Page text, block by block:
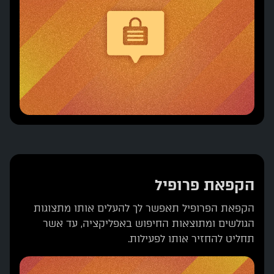
הקפאת פרופיל
הקפאת הפרופיל תאפשר לך להעלים אותו מתצוגות
הגולשים ומתוצאות החיפוש באפליקציה, עד אשר
תחליט להחזיר אותו לפעילות.